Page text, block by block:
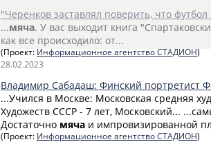
"Черенков заставлял поверить, что
...мяча. У вас выходит книга
как все происходило: от...
(Проект: Информационное агентство СТАДИОН)
28.02.2023
Владимир Сабадаш: Финский портретист
...Учился в Москве: Московская средняя
Художеств СССР - 7 лет, Московский...
Достаточно мяча и импровизированной
(Проект: Информационное агентство СТАДИОН)